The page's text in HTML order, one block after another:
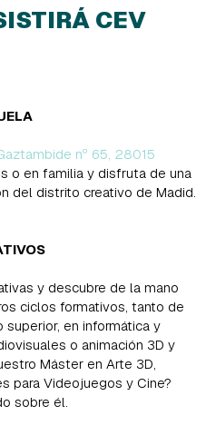
CEV
nº 65, 28015
o en familia y disfruta de una
del distrito creativo de Madid.
y descubre de la mano
ciclos formativos, tanto de
en informática y
o animación 3D y
Máster en Arte 3D,
para Videojuegos y Cine?
sobre él.